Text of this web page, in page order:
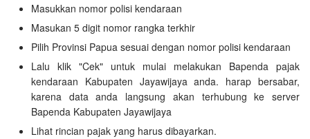
Masukkan nomor polisi kendaraan
Masukan 5 digit nomor rangka terkhir
Pilih Provinsi Papua sesuai dengan nomor polisi kendaraan
Lalu klik "Cek" untuk mulai melakukan Bapenda pajak
kendaraan Kabupaten Jayawijaya anda. harap bersabar,
karena data anda langsung akan terhubung ke server
Bapenda Kabupaten Jayawijaya
Lihat rincian pajak yang harus dibayarkan.